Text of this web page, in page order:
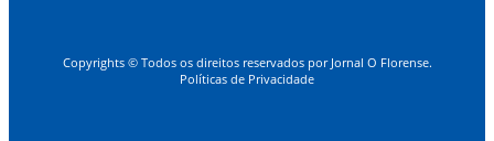
Copyrights © Todos os direitos reservados por Jornal O Florense.
Políticas de Privacidade